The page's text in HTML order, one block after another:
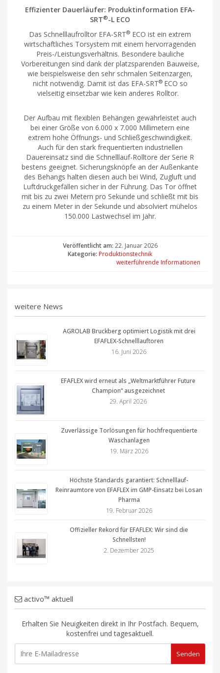
Effizienter Dauerläufer: Produktinformation EFA-
SRT®-L ECO
Das Schnelllaufrolltor EFA-SRT® ECO ist ein extrem
wirtschaftliches Torsystem mit einem hervorragenden
Preis-/Leistungsverhältnis. Besondere bauliche
Vorbereitungen sind dank der platzsparenden Bauweise,
wie beispielsweise den sehr schmalen Seitenzargen,
nicht notwendig. Damit ist das EFA-SRT® ECO so
vielseitig einsetzbar wie kein anderes Rolltor.
Der Aufbau mit flexiblen Behängen gewährleistet auch
bei einer Größe von 6.000 x 7.000 Millimetern eine
extrem hohe Öffnungs- und Schließgeschwindigkeit.
Auch für den stark frequentierten industriellen
Dauereinsatz sind die Schnelllauf-Rolltore der Serie R
bestens geeignet. Sicherungsknöpfe an der Außenkante
des Behangs halten diesen auch bei Wind, Zugluft und
Luftdruckgefällen sicher in der Führung. Das Tor öffnet
mit bis zu zwei Metern pro Sekunde und schließt mit bis
zu einem Meter in der Sekunde und absolviert mühelos
150.000 Lastwechsel im Jahr.
Veröffentlicht am: 22. Januar 2026
Kategorie: Produktionstechnik
weiterführende Informationen
weitere News
AGROLAB Bruckberg optimiert Logistik mit drei
EFAFLEX-Schnelllauftoren
16. Juni 2026
EFAFLEX wird erneut als „Weltmarktführer Future
Champion“ ausgezeichnet
29. April 2026
Zuverlässige Torlösungen für hochfrequentierte
Waschanlagen
19. März 2026
Höchste Standards garantiert: Schnelllauf-
Reinraumtore von EFAFLEX im GMP-Einsatz bei Losan
Pharma
19. Februar 2026
Offizieller Rekord für EFAFLEX: Wir sind die
Schnellsten!
2. Dezember 2025
activo™ aktuell
Erhalten Sie Neuigkeiten direkt in Ihr Postfach. Bequem,
kostenfrei und tagesaktuell.